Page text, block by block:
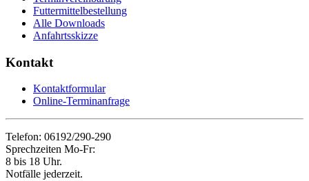
Futtermittelbestellung
Alle Downloads
Anfahrtsskizze
Kontakt
Kontaktformular
Online-Terminanfrage
Telefon: 06192/290-290
Sprechzeiten Mo-Fr:
8 bis 18 Uhr.
Notfälle jederzeit.